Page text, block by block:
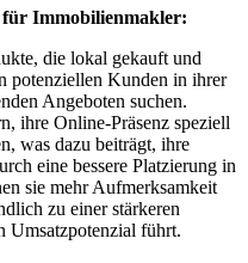
für Immobilienmakler:
die lokal gekauft und
potenziellen Kunden in ihrer
Angeboten suchen.
ihre Online-Präsenz speziell
was dazu beiträgt, ihre
eine bessere Platzierung in
sie mehr Aufmerksamkeit
zu einer stärkeren
Umsatzpotenzial führt.